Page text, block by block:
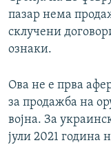
пазар нема
склучени
ознаки.
Ова не е прва
за продажба на
војна. За
јули 2021 година